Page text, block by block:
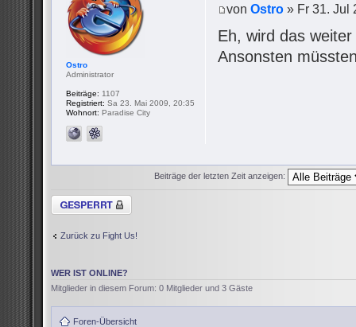
vonOstro » Fr 31. Jul
Eh, wird das
Ansonsten
Ostro
Administrator
Beiträge: 1107
Registriert: Sa 23. Mai 2009, 20:35
Wohnort: Paradise City
Beiträge der letzten Zeit anzeigen:
Thema gesperrt
Zurück zu Fight Us!
WER IST ONLINE?
Mitglieder in diesem Forum: 0 Mitglieder und 3 Gäste
Foren-Übersicht